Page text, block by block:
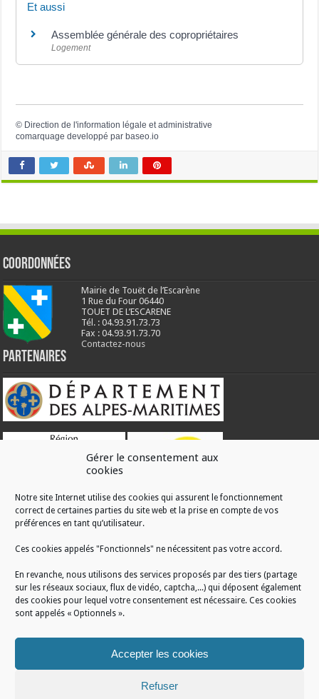
Gérer le consentement aux
cookies
Notre site Internet utilise des cookies qui assurent le fonctionnement
correct de certaines parties du site web et la prise en compte de vos
préférences en tant qu’utilisateur.
Ces cookies appelés "Fonctionnels" ne nécessitent pas votre accord.
En revanche, nous utilisons des services proposés par des tiers (partage
sur les réseaux sociaux, flux de vidéo, captcha,...) qui déposent également
des cookies pour lequel votre consentement est nécessaire. Ces cookies
sont appelés « Optionnels ».
Accepter les cookies
Refuser
Et aussi
Assemblée générale des copropriétaires
Logement
© Direction de l'information légale et administrative
comarquage developpé parbaseo.io
Coordonnées
Mairie de Touët de l’Escarène
1 Rue du Four 06440
TOUET DE L’ESCARENE
Tél. : 04.93.91.73.73
Fax : 04.93.91.73.70
Contactez-nous
Partenaires
RÉALISATION